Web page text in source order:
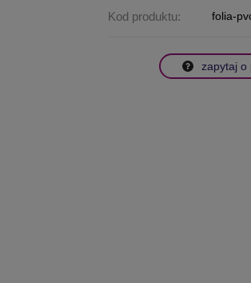
Kod produktu: folia-
zapytaj o